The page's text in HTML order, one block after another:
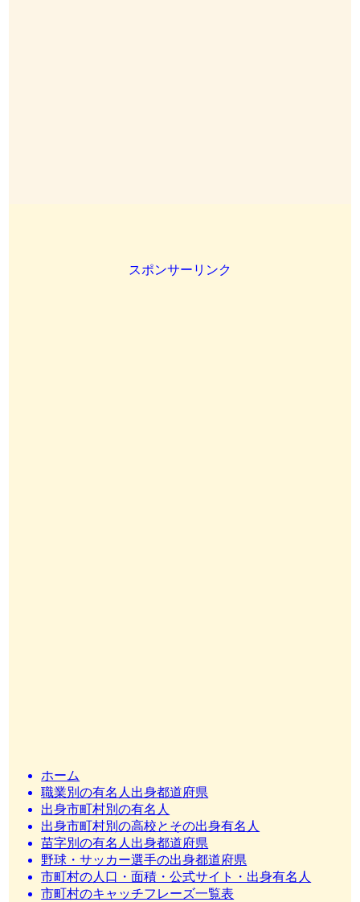
スポンサーリンク
ホーム
職業別の有名人出身都道府県
出身市町村別の有名人
出身市町村別の高校とその出身有名人
苗字別の有名人出身都道府県
野球・サッカー選手の出身都道府県
市町村の人口・面積・公式サイト・出身有名人
市町村のキャッチフレーズ一覧表